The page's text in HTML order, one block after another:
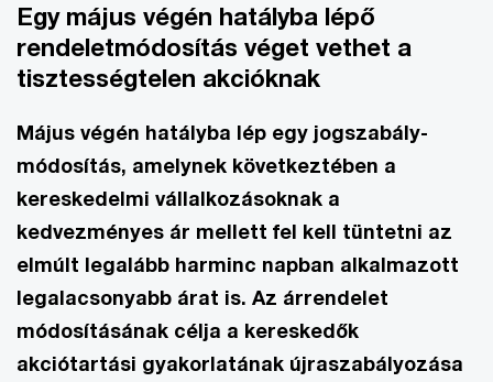
Egy május végén hatályba lépő
rendeletmódosítás véget vethet a
tisztességtelen akcióknak
Május végén hatályba lép egy jogszabály-
módosítás, amelynek következtében a
kereskedelmi vállalkozásoknak a
kedvezményes ár mellett fel kell tüntetni az
elmúlt legalább harminc napban alkalmazott
legalacsonyabb árat is. Az árrendelet
módosításának célja a kereskedők
akciótartási gyakorlatának újraszabályozása